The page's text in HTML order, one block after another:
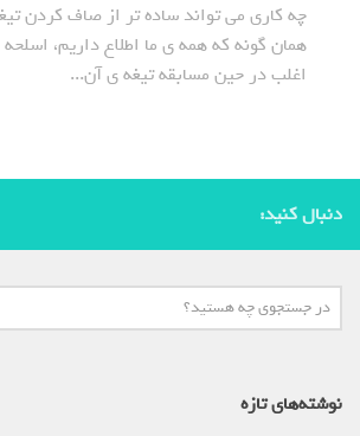
چه کاری می تواند ساده تر از صاف کردن
همان گونه که همه ی ما اطلاع داریم، اسلحه
اغلب در حین مسابقه تیغه ی آن...
دنبال کنید:
نوشته‌های تازه